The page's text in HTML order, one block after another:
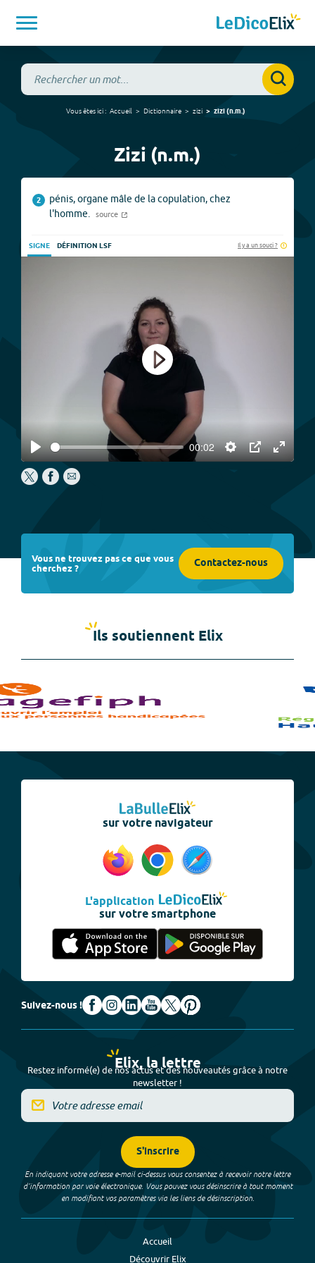
Vous êtes ici : Accueil Dictionnaire zizi zizi(n.m.)
Zizi (n.m.)
2
pénis, organe mâle de la copulation, chez
l'homme.
source
SIGNE DÉFINITION LSF Il y a un souci ?
Play
00:02
Settings
PIP
Enter
Play
Vous ne trouvez pas ce que vous
cherchez ? Contactez-nous
Ils soutiennent Elix
sur votre navigateur
L'application
sur votre smartphone
Suivez-nous !
Elix, la lettre
Restez informé(e) de nos actus et des nouveautés grâce à notre
newsletter !
S'inscrire
En indiquant votre adresse e-mail ci-dessus vous consentez à recevoir notre lettre
d’information par voie électronique. Vous pouvez vous désinscrire à tout moment
en modifiant vos paramètres via les liens de désinscription.
Accueil
Découvrir Elix